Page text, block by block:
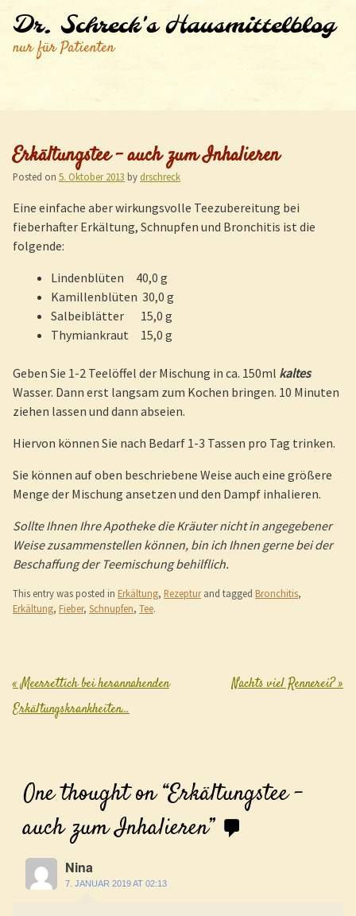
Dr. Schreck's Hausmittelblog
nur für Patienten
Erkältungstee – auch zum Inhalieren
Posted on 5. Oktober 2013 by drschreck
Eine einfache aber wirkungsvolle Teezubereitung bei
fieberhafter Erkältung, Schnupfen und Bronchitis ist die
folgende:
Lindenblüten 40,0 g
Kamillenblüten 30,0 g
Salbeiblätter 15,0 g
Thymiankraut 15,0 g
Geben Sie 1-2 Teelöffel der Mischung in ca. 150ml kaltes
Wasser. Dann erst langsam zum Kochen bringen. 10 Minuten
ziehen lassen und dann abseien.
Hiervon können Sie nach Bedarf 1-3 Tassen pro Tag trinken.
Sie können auf oben beschriebene Weise auch eine größere
Menge der Mischung ansetzen und den Dampf inhalieren.
Sollte Ihnen Ihre Apotheke die Kräuter nicht in angegebener
Weise zusammenstellen können, bin ich Ihnen gerne bei der
Beschaffung der Teemischung behilflich.
This entry was posted in Erkältung, Rezepturand tagged Bronchitis,
Erkältung, Fieber, Schnupfen, Tee.
Post navigation
«Meerrettich bei herannahenden
Erkältungskrankheiten…
Nachts viel Rennerei?»
One thought on “Erkältungstee –
auch zum Inhalieren”
Nina
7. JANUAR 2019 AT 02:13